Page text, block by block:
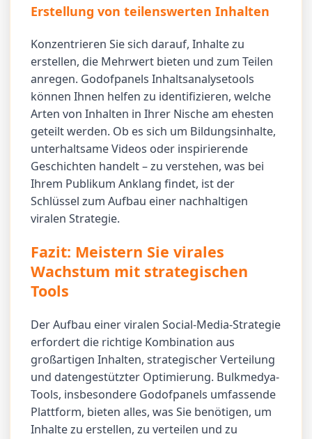
Erstellung von teilenswerten Inhalten
Konzentrieren Sie sich darauf, Inhalte zu
erstellen, die Mehrwert bieten und zum Teilen
anregen. Godofpanels Inhaltsanalysetools
können Ihnen helfen zu identifizieren, welche
Arten von Inhalten in Ihrer Nische am ehesten
geteilt werden. Ob es sich um Bildungsinhalte,
unterhaltsame Videos oder inspirierende
Geschichten handelt – zu verstehen, was bei
Ihrem Publikum Anklang findet, ist der
Schlüssel zum Aufbau einer nachhaltigen
viralen Strategie.
Fazit: Meistern Sie virales
Wachstum mit strategischen
Tools
Der Aufbau einer viralen Social-Media-Strategie
erfordert die richtige Kombination aus
großartigen Inhalten, strategischer Verteilung
und datengestützter Optimierung. Bulkmedya-
Tools, insbesondere Godofpanels umfassende
Plattform, bieten alles, was Sie benötigen, um
Inhalte zu erstellen, zu verteilen und zu